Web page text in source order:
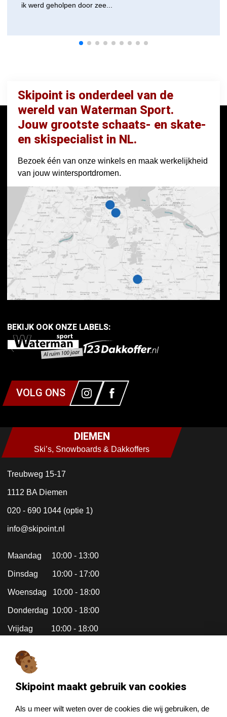
Skipoint maakt gebruik van cookies
Als u meer wilt weten over de cookies die wij gebruiken, de
ik werd geholpen door zee...
Skipoint is onderdeel van de
wereld van Waterman Sport.
Jouw grootste schaats- en skate-
en skispecialist in NL.
Bezoek één van onze winkels en maak werkelijkheid
van jouw wintersportdromen.
BEKIJK OOK ONZE LABELS:
VOLG ONS
DIEMEN
Ski’s, Snowboards & Dakkoffers
Treubweg 15-17
1112 BA Diemen
020 - 690 1044 (optie 1)
info@skipoint.nl
Maandag 10:00 - 13:00
Dinsdag 10:00 - 17:00
Woensdag 10:00 - 18:00
Donderdag 10:00 - 18:00
Vrijdag 10:00 - 18:00
zijn we gesloten op zaterdag)
Zondag Gesloten